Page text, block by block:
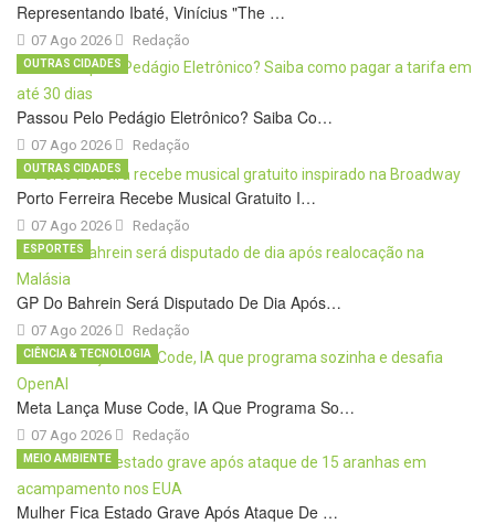
Representando Ibaté, Vinícius "The …
07 Ago 2026 Redação
Passou Pelo Pedágio Eletrônico? Saiba Co…
07 Ago 2026
OUTRAS CIDADES
Redação
Porto Ferreira Recebe Musical Gratuito I…
07 Ago 2026
OUTRAS CIDADES
Redação
GP Do Bahrein Será Disputado De Dia Após…
07 Ago 2026
ESPORTES
Redação
Meta Lança Muse Code, IA Que Programa So…
07 Ago 2026
CIÊNCIA & TECNOLOGIA
Redação
Mulher Fica Estado Grave Após Ataque De …
MEIO AMBIENTE